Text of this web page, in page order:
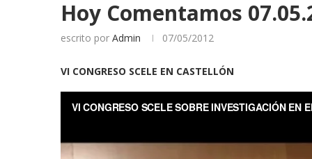
Hoy Comentamos
escrito por Admin 07/05/2012
VI CONGRESO SCELE EN CASTELLÓN